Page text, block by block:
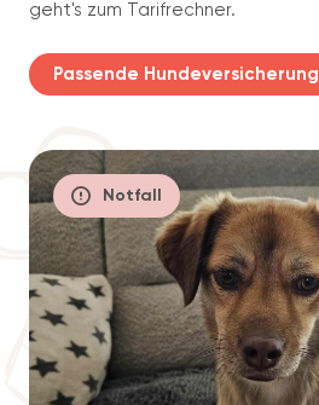
geht's zum Tarifrechner.
Passende Hundeversicherung
Notfall